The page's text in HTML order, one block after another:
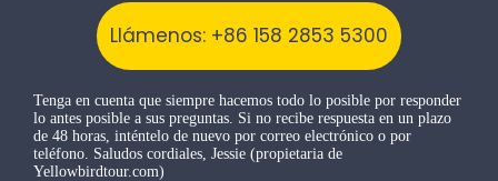
Llámenos: +86 158 2853 5300
Tenga en cuenta que siempre hacemos todo lo posible por responder
lo antes posible a sus preguntas. Si no recibe respuesta en un plazo
de 48 horas, inténtelo de nuevo por correo electrónico o por
teléfono. Saludos cordiales, Jessie (propietaria de
Yellowbirdtour.com)